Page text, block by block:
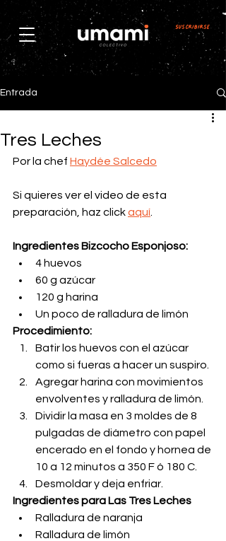
Suscribirse
Entrada
Tres Leches
Por la chef Haydée Salcedo
Si quieres ver el video de esta
preparación, haz click aquí
Ingredientes Bizcocho Esponjoso:
4 huevos
60 g azúcar
120 g harina
Un poco de ralladura de limón
Procedimiento:
Batir los huevos con el azúcar
como si fueras a hacer un suspiro.
Agregar harina con movimientos
envolventes y ralladura de limón.
Dividir la masa en 3 moldes de 8
pulgadas de diámetro con papel
encerado en el fondo y hornea de
10 a 12 minutos a 350 F ó 180 C.
Desmoldar y deja enfriar.
Ingredientes para Las Tres Leches
Ralladura de naranja
Ralladura de limón